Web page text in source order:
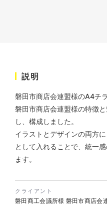
#メーカー・製造業・工業・インフ
#レスポンシブWebデザイン
株式会社三共様 さんきょちゃ
説明
磐田市商店会連盟様のA4チ
磐田市商店会連盟様の特徴
し、構成しました。
イラストとデザインの両方
として入れることで、統一
ます。
クライアント
磐田商工会議所様 磐田市商店会